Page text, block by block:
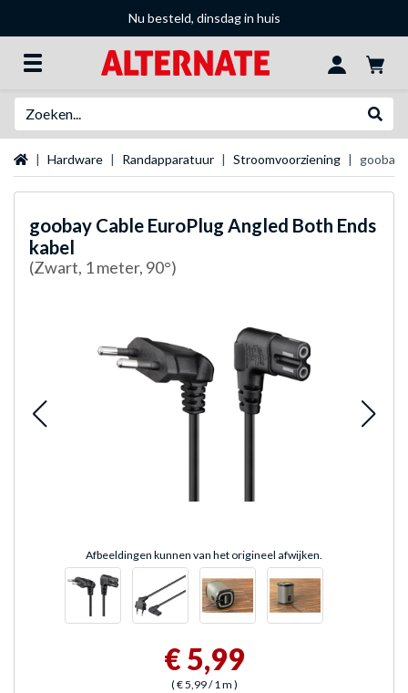
Nu besteld, dinsdag in huis
Startpagina
Hardware Randapparatuur Stroomvoorziening goobay
goobay Cable EuroPlug Angled Both Ends
kabel
(Zwart, 1 meter, 90°)
Afbeeldingen kunnen van het origineel afwijken.
€ 5,99
(€ 5,99/ 1 m )